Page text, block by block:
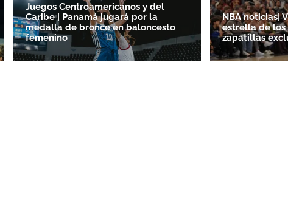
Juegos Centroamericanos y del
Caribe | Panamá jugará por la
medalla de bronce en baloncesto
femenino
NBA noticias|
estrella de los
zapatillas